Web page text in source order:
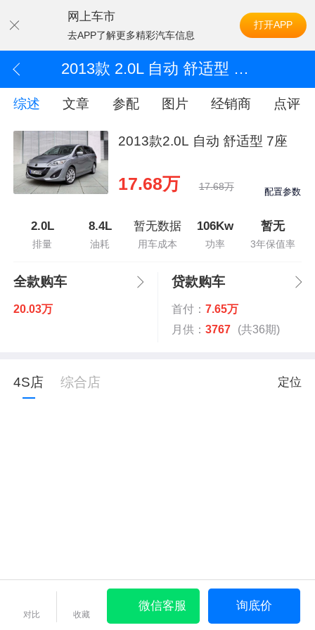
网上车市
去APP了解更多精彩汽车信息
打开APP
2013款 2.0L 自动 舒适型 7座
综述 文章 参配 图片 经销商 点评
2013款2.0L 自动 舒适型 7座
17.68万 17.68万 配置参数
2.0L
排量
8.4L
油耗
暂无数据
用车成本
106Kw
功率
暂无
3年保值率
全款购车
20.03万
贷款购车
首付： 7.65万
月供： 3767 (共36期)
4S店 综合店 定位
对比 收藏
微信客服 询底价